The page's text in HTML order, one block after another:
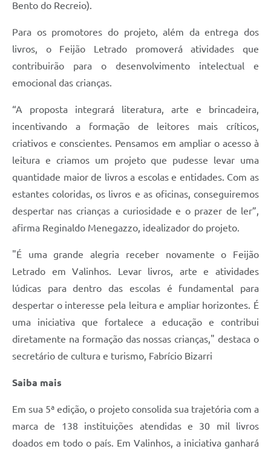
Bento do Recreio).
Para os promotores do projeto, além da entrega dos
livros, o Feijão Letrado promoverá atividades que
contribuirão para o desenvolvimento intelectual e
emocional das crianças.
“A proposta integrará literatura, arte e brincadeira,
incentivando a formação de leitores mais críticos,
criativos e conscientes. Pensamos em ampliar o acesso à
leitura e criamos um projeto que pudesse levar uma
quantidade maior de livros a escolas e entidades. Com as
estantes coloridas, os livros e as oficinas, conseguiremos
despertar nas crianças a curiosidade e o prazer de ler”,
afirma Reginaldo Menegazzo, idealizador do projeto.
"É uma grande alegria receber novamente o Feijão
Letrado em Valinhos. Levar livros, arte e atividades
lúdicas para dentro das escolas é fundamental para
despertar o interesse pela leitura e ampliar horizontes. É
uma iniciativa que fortalece a educação e contribui
diretamente na formação das nossas crianças," destaca o
secretário de cultura e turismo, Fabrício Bizarri
Saiba mais
Em sua 5ª edição, o projeto consolida sua trajetória com a
marca de 138 instituições atendidas e 30 mil livros
doados em todo o país. Em Valinhos, a iniciativa ganhará